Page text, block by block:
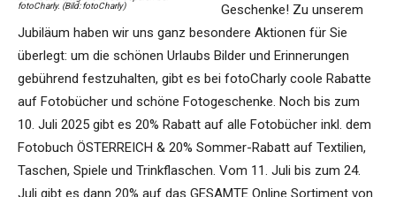
fotoCharly. (Bild: fotoCharly)
Geschenke! Zu unserem
Jubiläum haben wir uns ganz besondere Aktionen für Sie
überlegt: um die schönen Urlaubs Bilder und Erinnerungen
gebührend festzuhalten, gibt es bei fotoCharly coole Rabatte
auf Fotobücher und schöne Fotogeschenke. Noch bis zum
10. Juli 2025 gibt es 20% Rabatt auf alle Fotobücher inkl. dem
Fotobuch ÖSTERREICH & 20% Sommer-Rabatt auf Textilien,
Taschen, Spiele und Trinkflaschen. Vom 11. Juli bis zum 24.
Juli gibt es dann 20% auf das GESAMTE Online Sortiment von